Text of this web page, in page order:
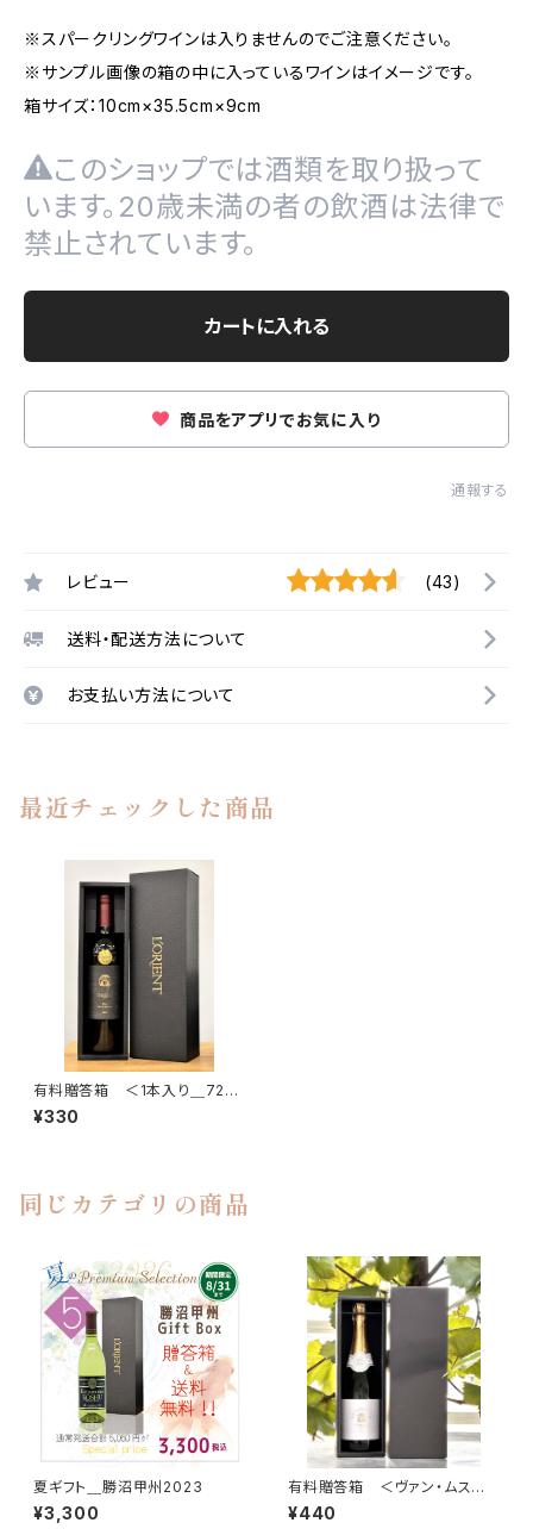
※スパークリングワインは入りませんのでご注意ください。
※サンプル画像の箱の中に入っているワインはイメージです。
箱サイズ：10cm×35.5cm×9cm
このショップでは酒類を取り扱って
います。20歳未満の者の飲酒は法律で
禁止されています。
カートに入れる
商品をアプリでお気に入り
通報する
レビュー (43)
送料・配送方法について
お支払い方法について
最近チェックした商品
有料贈答箱 ＜1本入り＿720
ml＆750ml用＞
¥330
同じカテゴリの商品
夏ギフト＿勝沼甲州2023
¥3,300
有料贈答箱 ＜ヴァン・ムスー
用1本入り＞
¥440